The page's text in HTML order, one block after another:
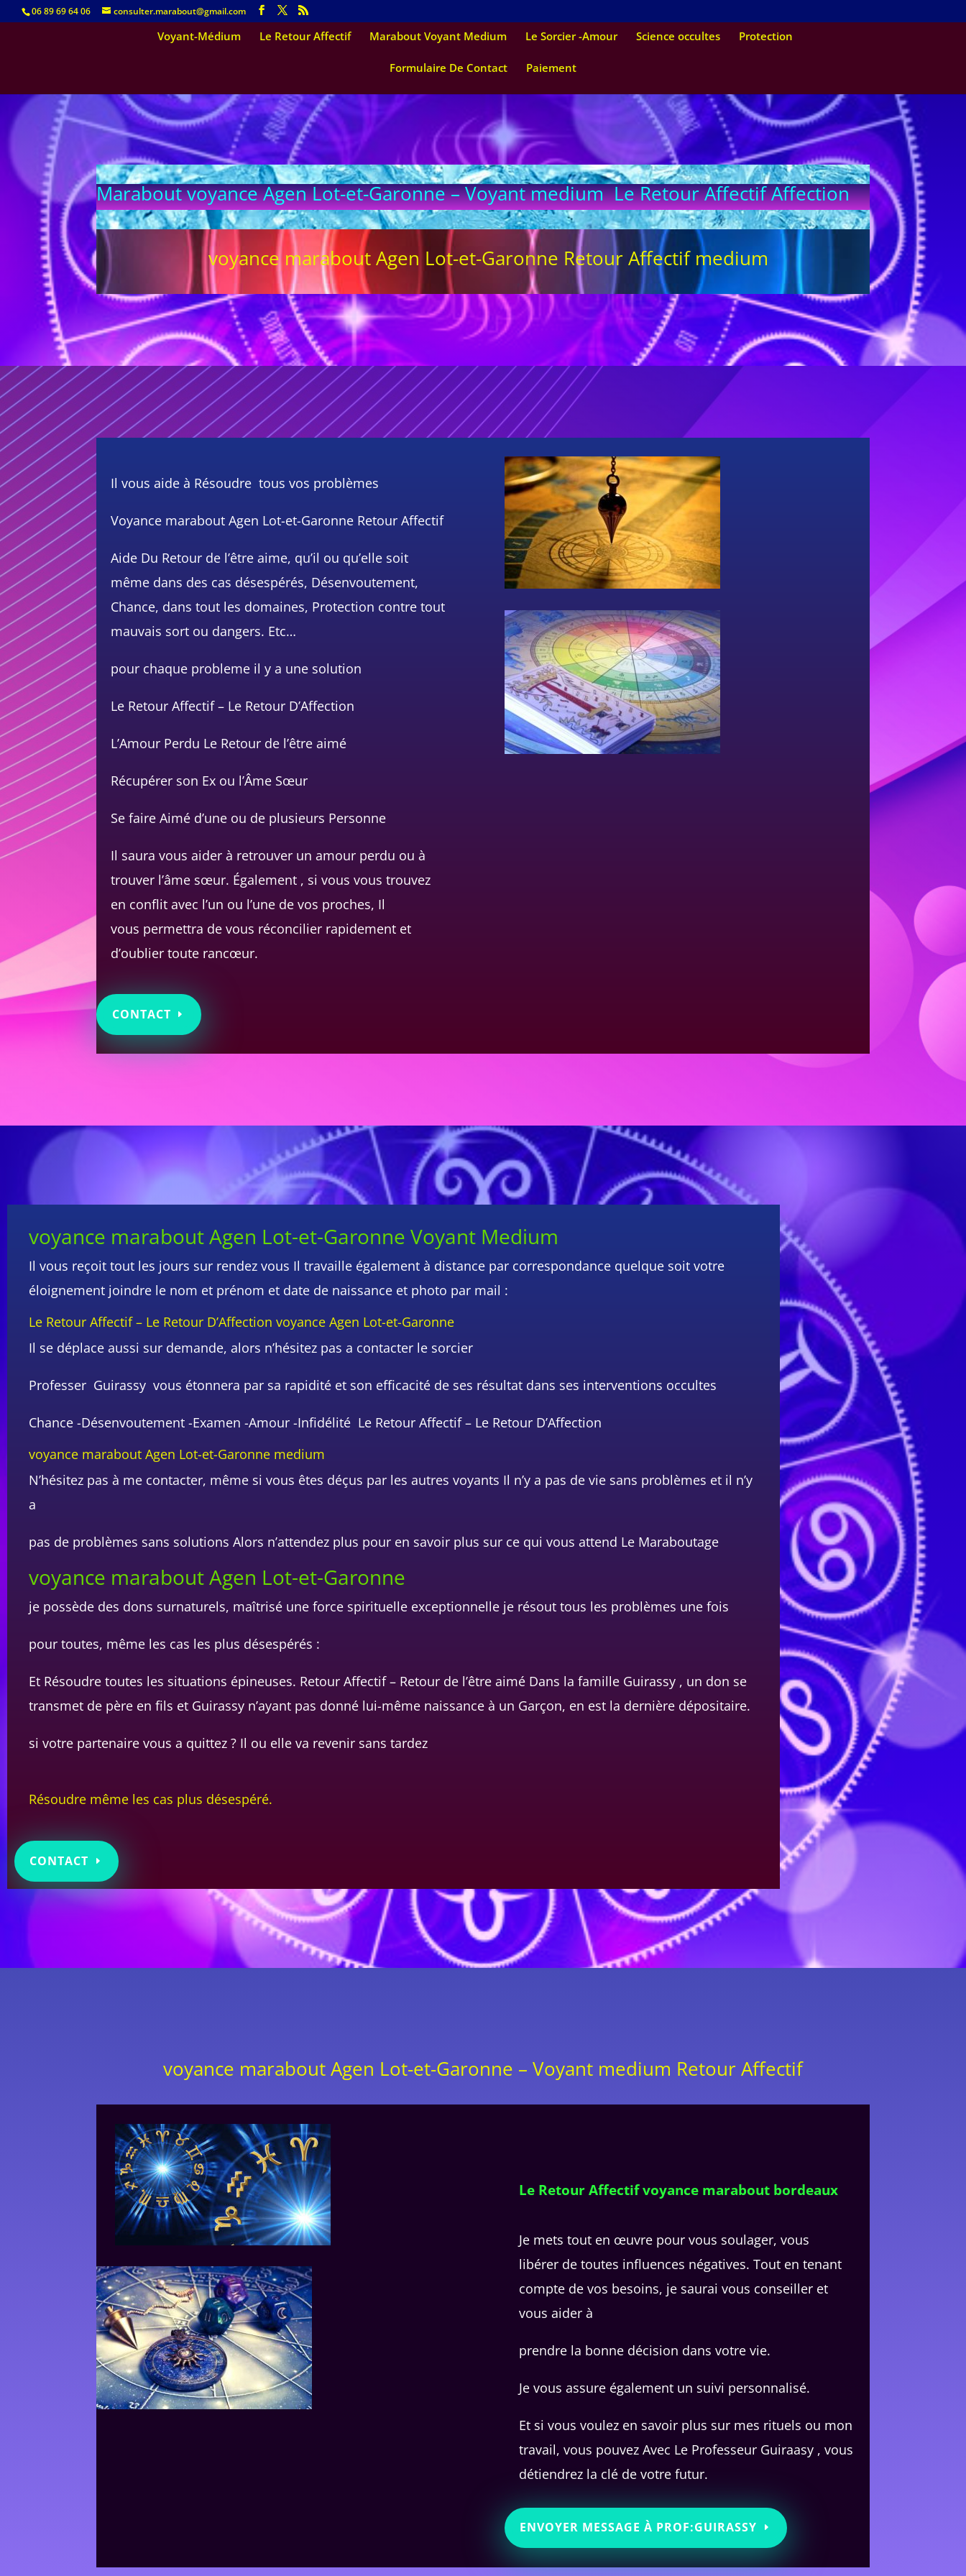
06 89 69 64 06 consulter.marabout@gmail.com
Voyant-Médium Le Retour Affectif Marabout Voyant Medium Le Sorcier -Amour Science occultes Protection
Formulaire De Contact Paiement
Marabout voyance Agen Lot-et-Garonne – Voyant medium Le Retour Affectif Affection
voyance marabout Agen Lot-et-Garonne Retour Affectif medium
Il vous aide à Résoudre tous vos problèmes
Voyance marabout Agen Lot-et-Garonne Retour Affectif
Aide Du Retour de l’être aime, qu’il ou qu’elle soit
même dans des cas désespérés, Désenvoutement,
Chance, dans tout les domaines, Protection contre tout
mauvais sort ou dangers. Etc…
pour chaque probleme il y a une solution
Le Retour Affectif – Le Retour D’Affection
L’Amour Perdu Le Retour de l’être aimé
Récupérer son Ex ou l’Âme Sœur
Se faire Aimé d’une ou de plusieurs Personne
Il saura vous aider à retrouver un amour perdu ou à
trouver l’âme sœur. Également , si vous vous trouvez
en conflit avec l’un ou l’une de vos proches, Il
vous permettra de vous réconcilier rapidement et
d’oublier toute rancœur.
CONTACT
voyance marabout Agen Lot-et-Garonne Voyant Medium
Il vous reçoit tout les jours sur rendez vous Il travaille également à distance par correspondance quelque soit votre
éloignement joindre le nom et prénom et date de naissance et photo par mail :
Le Retour Affectif – Le Retour D’Affection voyance Agen Lot-et-Garonne
Il se déplace aussi sur demande, alors n’hésitez pas a contacter le sorcier
Professer Guirassy vous étonnera par sa rapidité et son efficacité de ses résultat dans ses interventions occultes
Chance -Désenvoutement -Examen -Amour -Infidélité Le Retour Affectif – Le Retour D’Affection
voyance marabout Agen Lot-et-Garonne medium
N’hésitez pas à me contacter, même si vous êtes déçus par les autres voyants Il n’y a pas de vie sans problèmes et il n’y
a
pas de problèmes sans solutions Alors n’attendez plus pour en savoir plus sur ce qui vous attend Le Maraboutage
voyance marabout Agen Lot-et-Garonne
je possède des dons surnaturels, maîtrisé une force spirituelle exceptionnelle je résout tous les problèmes une fois
pour toutes, même les cas les plus désespérés :
Et Résoudre toutes les situations épineuses. Retour Affectif – Retour de l’être aimé Dans la famille Guirassy , un don se
transmet de père en fils et Guirassy n’ayant pas donné lui-même naissance à un Garçon, en est la dernière dépositaire.
si votre partenaire vous a quittez ? Il ou elle va revenir sans tardez
Résoudre même les cas plus désespéré.
CONTACT
voyance marabout Agen Lot-et-Garonne – Voyant medium Retour Affectif
Le Retour Affectif voyance marabout bordeaux
Je mets tout en œuvre pour vous soulager, vous
libérer de toutes influences négatives. Tout en tenant
compte de vos besoins, je saurai vous conseiller et
vous aider à
prendre la bonne décision dans votre vie.
Je vous assure également un suivi personnalisé.
Et si vous voulez en savoir plus sur mes rituels ou mon
travail, vous pouvez Avec Le Professeur Guiraasy , vous
détiendrez la clé de votre futur.
ENVOYER MESSAGE À PROF:GUIRASSY